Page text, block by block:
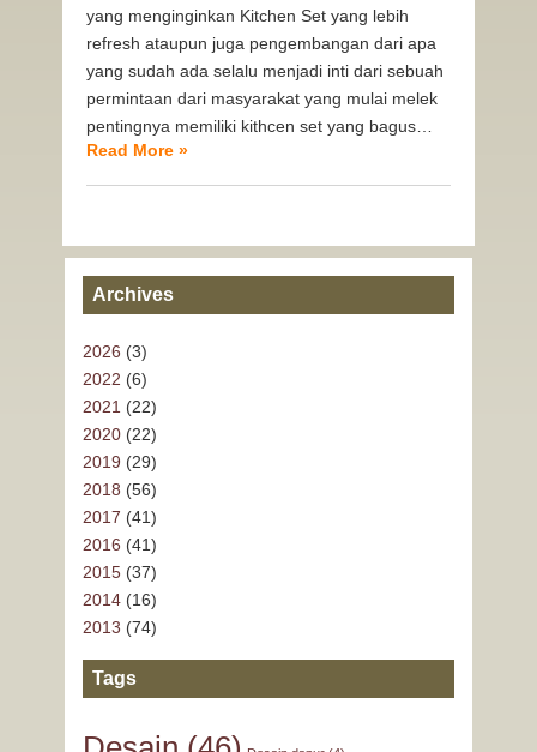
yang menginginkan Kitchen Set yang lebih
refresh ataupun juga pengembangan dari apa
yang sudah ada selalu menjadi inti dari sebuah
permintaan dari masyarakat yang mulai melek
pentingnya memiliki kithcen set yang bagus…
Read More »
Archives
2026 (3)
2022 (6)
2021 (22)
2020(22)
2019 (29)
2018 (56)
2017 (41)
2016 (41)
2015(37)
2014(16)
2013 (74)
Tags